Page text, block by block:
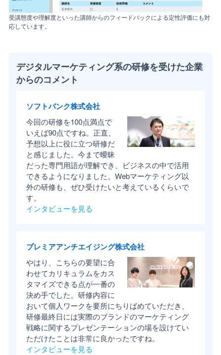
受講態度や理解度といった講師からのフィードバックによる定性評価にも対
応しています。
デジタルマーケティング系の研修を受けた企業
からのコメント
ソフトバンク株式会社
今回の研修を100点満点で
いえば90点ですね。正直、
予想以上に役に立つ研修だ
と感じました。今まで曖昧
だった専門用語が理解でき、ビジネスの中で活用
できるようになりました。Webマーケティング以
外の研修も、ぜひ受けたいと考えているくらいで
す。
インタビューを見る
プレミアアンチエイジング株式会社
やはり、こちらの要望に合
わせてカリキュラムをカス
タマイズできる点が一番の
決め手でした。研修内容に
おいて個人ワークを要所にちりばめていただき、
研修最終日には実際のブランドのマーケティング
戦略に関するプレゼンテーションの場を設けてい
ただけたことは非常に良かったですね。
インタビューを見る